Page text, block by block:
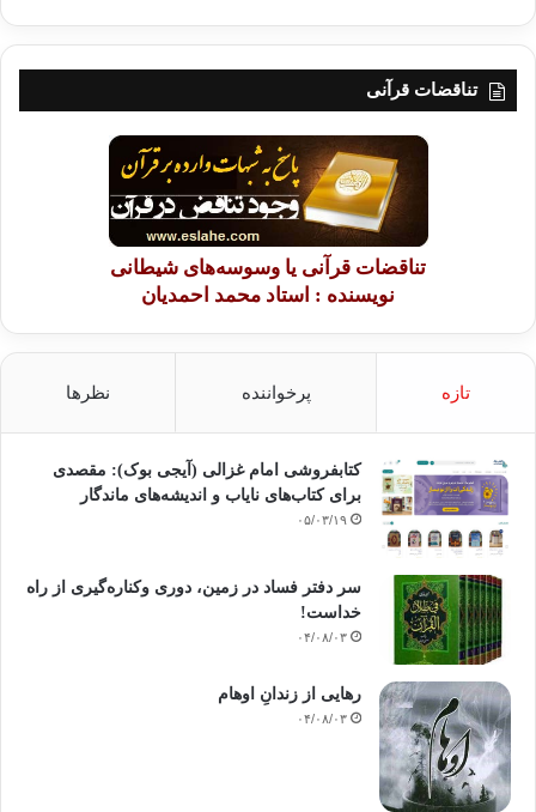
تناقضات قرآنی
تناقضات قرآنی یا وسوسه‌های شیطانی
نویسنده : استاد محمد احمدیان
تازه پرخواننده نظرها
کتابفروشی امام غزالی (آیجی بوک): مقصدی
برای کتاب‌های نایاب و اندیشه‌های ماندگار
۰۵/۰۳/۱۹
سر دفتر فساد در زمین‌، دوری وکناره‌گیری از راه
خداست‌!
۰۴/۰۸/۰۳
رهایی از زندانِ اوهام
۰۴/۰۸/۰۳